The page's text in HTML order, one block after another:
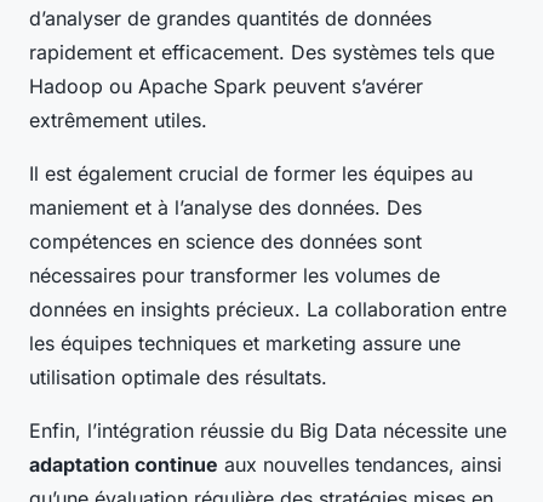
d’analyser de grandes quantités de données
rapidement et efficacement. Des systèmes tels que
Hadoop ou Apache Spark peuvent s’avérer
extrêmement utiles.
Il est également crucial de former les équipes au
maniement et à l’analyse des données. Des
compétences en science des données sont
nécessaires pour transformer les volumes de
données en insights précieux. La collaboration entre
les équipes techniques et marketing assure une
utilisation optimale des résultats.
Enfin, l’intégration réussie du Big Data nécessite une
adaptation continue aux nouvelles tendances, ainsi